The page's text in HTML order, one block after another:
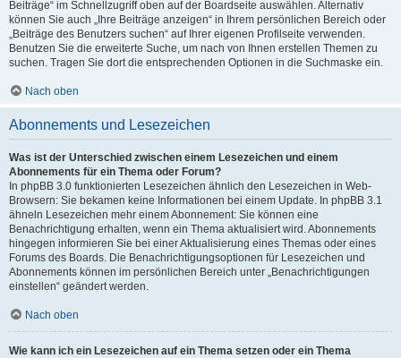
Beiträge“ im Schnellzugriff oben auf der Boardseite auswählen. Alternativ
können Sie auch „Ihre Beiträge anzeigen“ in Ihrem persönlichen Bereich oder
„Beiträge des Benutzers suchen“ auf Ihrer eigenen Profilseite verwenden.
Benutzen Sie die erweiterte Suche, um nach von Ihnen erstellen Themen zu
suchen. Tragen Sie dort die entsprechenden Optionen in die Suchmaske ein.
Nach oben
Abonnements und Lesezeichen
Was ist der Unterschied zwischen einem Lesezeichen und einem
Abonnements für ein Thema oder Forum?
In phpBB 3.0 funktionierten Lesezeichen ähnlich den Lesezeichen in Web-
Browsern: Sie bekamen keine Informationen bei einem Update. In phpBB 3.1
ähneln Lesezeichen mehr einem Abonnement: Sie können eine
Benachrichtigung erhalten, wenn ein Thema aktualisiert wird. Abonnements
hingegen informieren Sie bei einer Aktualisierung eines Themas oder eines
Forums des Boards. Die Benachrichtigungsoptionen für Lesezeichen und
Abonnements können im persönlichen Bereich unter „Benachrichtigungen
einstellen“ geändert werden.
Nach oben
Wie kann ich ein Lesezeichen auf ein Thema setzen oder ein Thema